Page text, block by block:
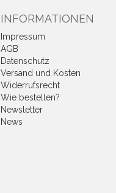
INFORMATIONEN
Impressum
AGB
Datenschutz
Versand und Kosten
Widerrufsrecht
Wie bestellen?
Newsletter
News